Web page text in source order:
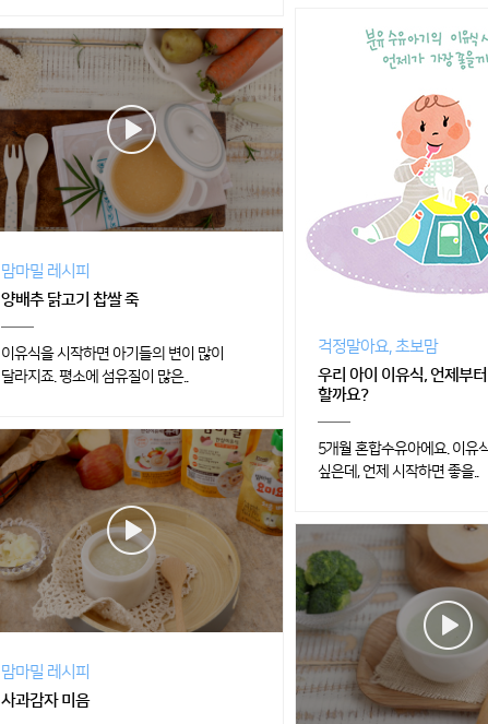
걱정말아요, 초보맘
우리 아이 이유식, 언제부
할까요?
5개월 혼합수유아에요. 이유
싶은데, 언제 시작하면 좋을..
맘마밀 레시피
양배추 닭고기 찹쌀 죽
이유식을 시작하면 아기들의 변이 많이
달라지죠. 평소에 섬유질이 많은..
맘마밀 레시피
사과감자 미음